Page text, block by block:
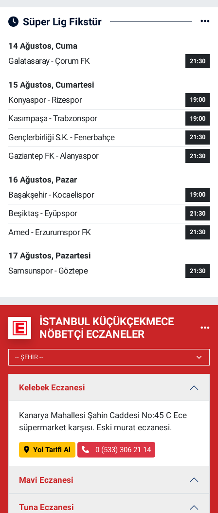
Süper Lig Fikstür
14 Ağustos, Cuma
Galatasaray - Çorum FK
21:30
15 Ağustos, Cumartesi
Konyaspor - Rizespor
19:00
Kasımpaşa - Trabzonspor 19:00
Gençlerbirliği S.K. - Fenerbahçe 21:30
Gaziantep FK - Alanyaspor 21:30
16 Ağustos, Pazar
Başakşehir - Kocaelispor
19:00
Beşiktaş - Eyüpspor 21:30
Amed - Erzurumspor FK 21:30
17 Ağustos, Pazartesi
Samsunspor - Göztepe
21:30
İSTANBUL KÜÇÜKÇEKMECE
NÖBETÇI ECZANELER
Kelebek Eczanesi
Kanarya Mahallesi Şahin Caddesi No:45 C Ece
süpermarket karşısı. Eski murat eczanesi.
Yol Tarifi Al 0 (533) 306 21 14
Mavi Eczanesi
Tuna Eczanesi